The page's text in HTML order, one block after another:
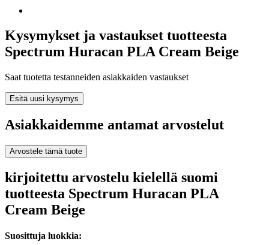
Kysymykset ja vastaukset tuotteesta
Spectrum Huracan PLA Cream Beige
Saat tuotetta testanneiden asiakkaiden vastaukset
Esitä uusi kysymys
Asiakkaidemme antamat arvostelut
Arvostele tämä tuote
kirjoitettu arvostelu kielellä suomi
tuotteesta Spectrum Huracan PLA
Cream Beige
Suosittuja luokkia: